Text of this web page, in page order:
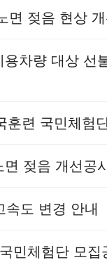
면 젖음 현상
차량 대상 선
훈련 국민체험
젖음 개선공
속도 변경 안내
민체험단 모집